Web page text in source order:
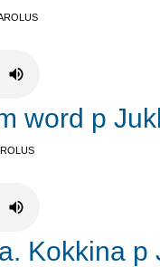
word p
Kokkina p